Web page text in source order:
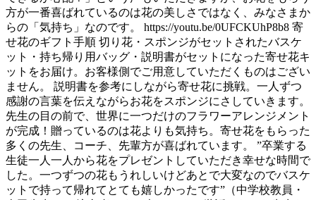
方が一番喜ばれているのは花の美しさではなく、みなさまか
らの「気持ち」なのです。 https://youtu.be/0UFCKUhP8b8 寄
せ花のギフト手順 切り花・スポンジがセットされたバスケ
ット・持ち帰り用バッグ・説明書がセットになった寄せ花キ
ットをお届け。お客様側でご用意していただくものはござい
ません。 説明書を参考にしながら寄せ花に挑戦。一人ずつ
感謝の言葉を伝えながらお花をスポンジにさしていきます。
先生の目の前で、世界に一つだけのフラワーアレンジメント
が完成！贈っているのは花よりも気持ち。寄せ花をもらった
多くの先生、コーチ、先輩方が喜ばれています。 ”卒業する
生徒一人一人から花をプレゼントしていただき幸せな時間で
した。一つずつの花もうれしいけどあとで大変なのでバスケ
ットで持って帰れてとても嬉しかったです”（中学校教員・